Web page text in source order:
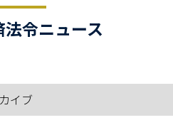
令ニュース
イブ